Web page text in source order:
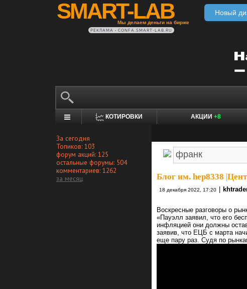
SMART-LAB
Мы делаем деньги на бирже
Новый
РЕКЛАМА • CONFA.SMART-LAB.RU
КОТИРОВКИ АКЦИИ +8
За сегодня
Топиков: 103
форум акций: 125
остальные форумы: 504
комментариев: 1262
за месяц
Блог им. hep8338
18 декабря 2022, 17:20
Воскресные разговоры о
«Пауэлл заявил, что его
инфляцией они должны
заявив, что ЕЦБ с марта
еще пару раз. Судя по